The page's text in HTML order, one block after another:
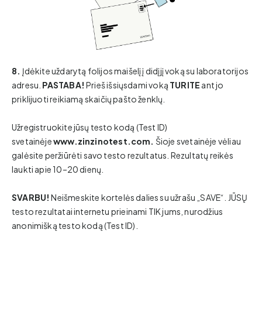
8. Įdėkite uždarytą folijos maišelį į didįjį voką su laboratorijos
adresu. PASTABA! Prieš išsiųsdami voką TURITE ant jo
priklijuoti reikiamą skaičių pašto ženklų.
Užregistruokite jūsų testo kodą (Test ID)
svetainėjewww.zinzinotest.com. Šioje svetainėje vėliau
galėsite peržiūrėti savo testo rezultatus. Rezultatų reikės
laukti apie 10–20 dienų.
SVARBU! Neišmeskite kortelės dalies su užrašu „SAVE“. JŪSŲ
testo rezultatai internetu prieinami TIK jums, nurodžius
anonimišką testo kodą (Test ID).